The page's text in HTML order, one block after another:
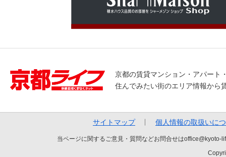
京都の賃貸マンション・アパート
住んでみたい街のエリア情報から
サイトマップ 個人情報の取扱いに
当ページに関するご意見・質問などお問合せは